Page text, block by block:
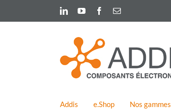
content
LinkedInYouTubeFacebook
Email
Addis e.Shop Nos gammes